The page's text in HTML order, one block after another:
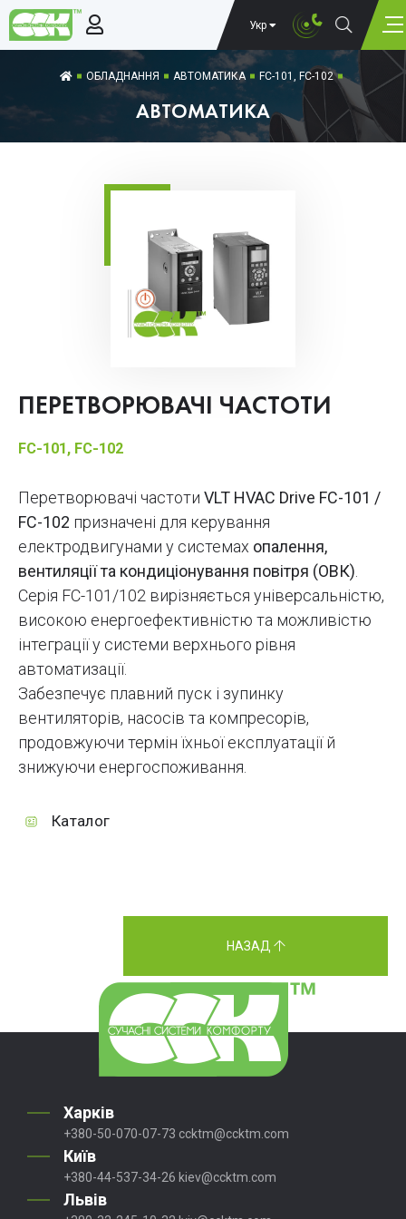
Укр
ОБЛАДНАННЯ АВТОМАТИКА FC-101, FC-102
АВТОМАТИКА
ПЕРЕТВОРЮВАЧІ ЧАСТОТИ
FC-101, FC-102
Перетворювачі частоти VLT HVAC Drive FC-101 /
FC-102 призначені для керування
електродвигунами у системах опалення,
вентиляції та кондиціонування повітря (ОВК)
Серія FC-101/102 вирізняється універсальністю,
високою енергоефективністю та можливістю
інтеграції у системи верхнього рівня
автоматизації.
Забезпечує плавний пуск і зупинку
вентиляторів, насосів та компресорів,
продовжуючи термін їхньої експлуатації й
знижуючи енергоспоживання.
Каталог
НАЗАД
Харків
+380-50-070-07-73 ccktm@ccktm.com
Київ
+380-44-537-34-26 kiev@ccktm.com
Львів